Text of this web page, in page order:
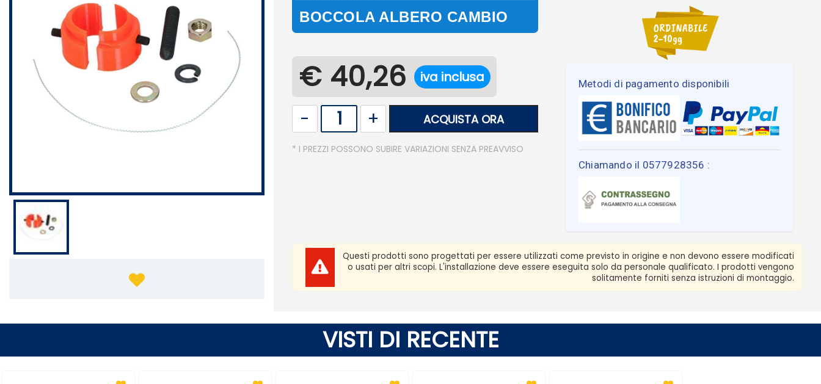
BOCCOLA ALBERO CAMBIO
€ 40,26 iva inclusa
ACQUISTA ORA
* I PREZZI POSSONO SUBIRE VARIAZIONI SENZA PREAVVISO
Metodi di pagamento disponibili
Chiamando il 0577928356 :
Questi prodotti sono progettati per essere utilizzati come previsto in origine e non devono essere modificati
o usati per altri scopi. L'installazione deve essere eseguita solo da personale qualificato. I prodotti vengono
solitamente forniti senza istruzioni di montaggio.
VISTI DI RECENTE